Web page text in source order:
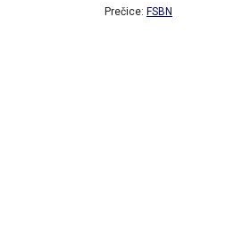
Prečice: FSBN